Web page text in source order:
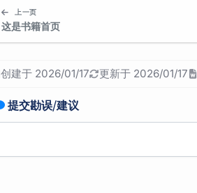
上一页
这是书籍首页
创建于 2026/01/17 更新于 2026/01/17
提交勘误/建议